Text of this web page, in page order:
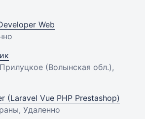
Web
(Волынская обл.),
(Laravel Vue PHP Prestashop)
Удаленно